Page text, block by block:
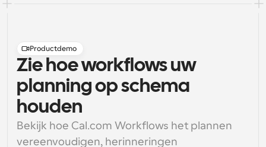
Productdemo
Zie hoe workflows uw
planning op schema
houden
Bekijk hoe Cal.com Workflows het plannen
vereenvoudigen, herinneringen